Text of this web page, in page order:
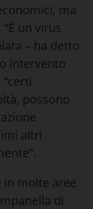
ma
un virus
– ha detto
intervento
possono
altri
in molte aree
di